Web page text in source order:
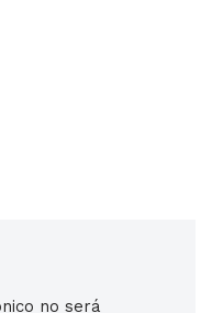
no será